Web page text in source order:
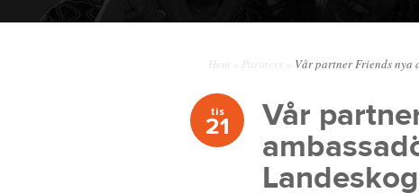
Hem Partners Vår partner Friends nya
tis
21 Vår